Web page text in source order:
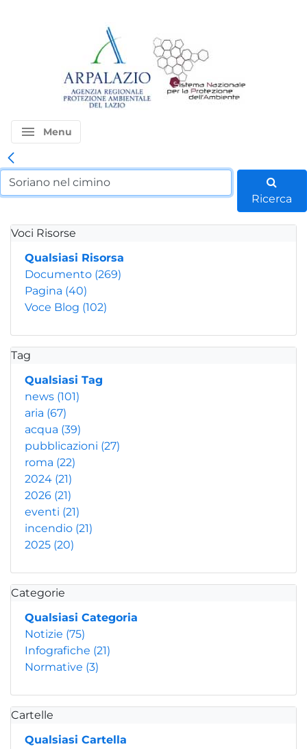
menu Menu
Ricerca
Voci Risorse
Qualsiasi Risorsa
Documento (269)
Pagina (40)
Voce Blog (102)
Tag
Qualsiasi Tag
news (101)
aria (67)
acqua (39)
pubblicazioni (27)
roma (22)
2024 (21)
2026 (21)
eventi (21)
incendio (21)
2025 (20)
Categorie
Qualsiasi Categoria
Notizie (75)
Infografiche (21)
Normative (3)
Cartelle
Qualsiasi Cartella